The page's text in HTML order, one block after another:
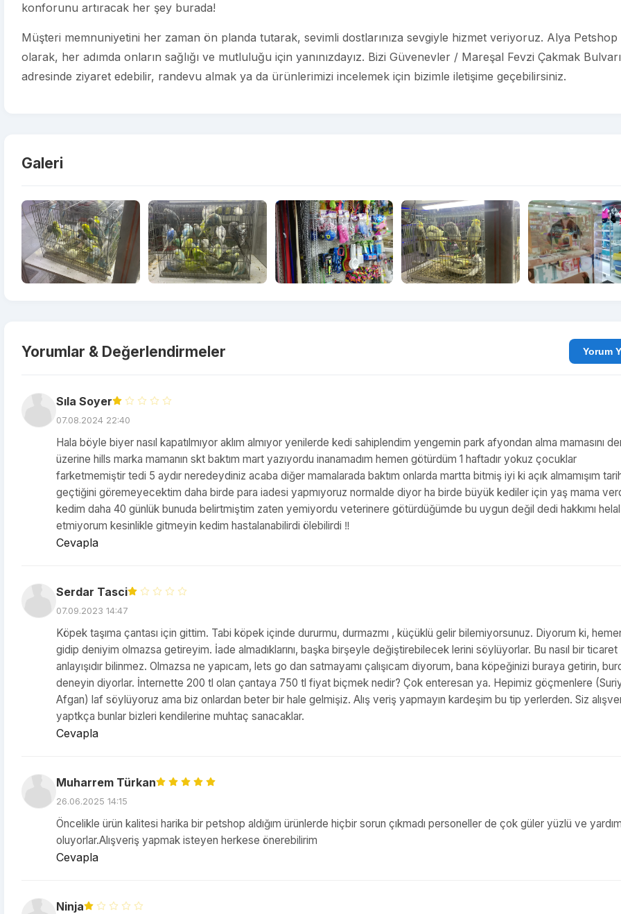
konforunu artıracak her şey burada!
Müşteri memnuniyetini her zaman ön planda tutarak, sevimli dostlarınıza sevgiyle hizmet veriyoruz. Alya Petshop
olarak, her adımda onların sağlığı ve mutluluğu için yanınızdayız. Bizi Güvenevler / Mareşal Fevzi Çakmak Bulvarı
adresinde ziyaret edebilir, randevu almak ya da ürünlerimizi incelemek için bizimle iletişime geçebilirsiniz.
Galeri
Yorumlar & Değerlendirmeler
Sıla Soyer
07.08.2024 22:40
Hala böyle biyer nasıl kapatılmıyor aklım almıyor yenilerde kedi sahiplendim yengemin park afyondan alma mamasını
üzerine hills marka mamanın skt baktım mart yazıyordu inanamadım hemen götürdüm 1 haftadır yokuz çocuklar
farketmemiştir tedi 5 aydır neredeydiniz acaba diğer mamalarada baktım onlarda martta bitmiş iyi ki açık almamışım
geçtiğini göremeyecektim daha birde para iadesi yapmıyoruz normalde diyor ha birde büyük kediler için yaş mama
kedim daha 40 günlük bunuda belirtmiştim zaten yemiyordu veterinere götürdüğümde bu uygun değil dedi hakkımı helal
etmiyorum kesinlikle gitmeyin kedim hastalanabilirdi ölebilirdi ‼️
Cevapla
Serdar Tasci
07.09.2023 14:47
Köpek taşıma çantası için gittim. Tabi köpek içinde dururmu, durmazmı , küçüklü gelir bilemiyorsunuz. Diyorum ki,
gidip deniyim olmazsa getireyim. İade almadıklarını, başka birşeyle değiştirebilecek lerini söylüyorlar. Bu nasıl bir ticaret
anlayışıdır bilinmez. Olmazsa ne yapıcam, lets go dan satmayamı çalışıcam diyorum, bana köpeğinizi buraya getirin,
deneyin diyorlar. İnternette 200 tl olan çantaya 750 tl fiyat biçmek nedir? Çok enteresan ya. Hepimiz göçmenlere
Afgan) laf söylüyoruz ama biz onlardan beter bir hale gelmişiz. Alış veriş yapmayın kardeşim bu tip yerlerden. Siz
yaptkça bunlar bizleri kendilerine muhtaç sanacaklar.
Cevapla
Muharrem Türkan
26.06.2025 14:15
Öncelikle ürün kalitesi harika bir petshop aldığım ürünlerde hiçbir sorun çıkmadı personeller de çok güler yüzlü ve
oluyorlar.Alışveriş yapmak isteyen herkese önerebilirim
Cevapla
Ninja